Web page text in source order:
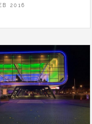
2016